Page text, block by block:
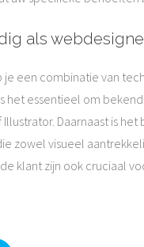
als
je een combinatie van
het essentieel om
Daarnaast is
zowel visueel
klant zijn ook cruciaal